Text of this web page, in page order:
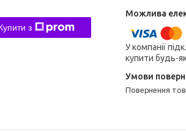
з
У компанії
купити будь-
повернення